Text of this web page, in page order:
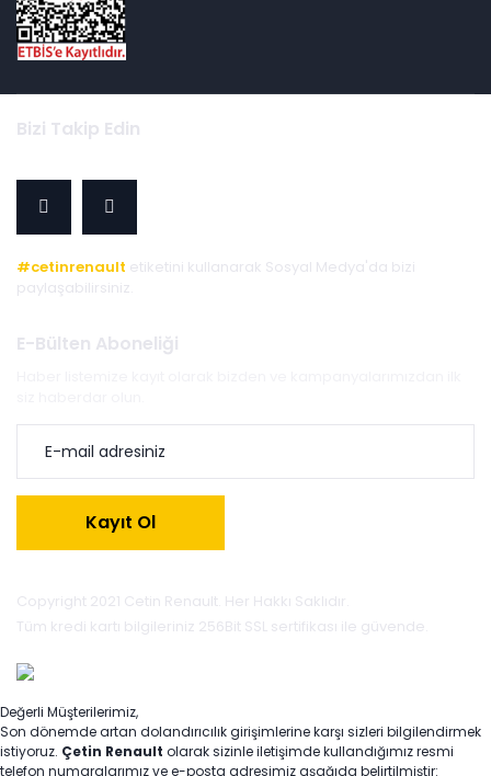
Bizi Takip Edin
#cetinrenault etiketini kullanarak Sosyal Medya'da bizi
paylaşabilirsiniz.
E-Bülten Aboneliği
Kayıt Ol
Copyright 2021 Cetin Renault. Her Hakkı Saklıdır.
Tüm kredi kartı bilgileriniz 256Bit SSL sertifikası ile güvende.
Değerli Müşterilerimiz,
Son dönemde artan dolandırıcılık girişimlerine karşı sizleri bilgilendirmek
istiyoruz. Çetin Renault olarak sizinle iletişimde kullandığımız resmi
telefon numaralarımız ve e-posta adresimiz aşağıda belirtilmiştir: